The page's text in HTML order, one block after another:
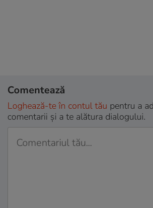
Comentează
Loghează-te în contul tău pentru a
comentarii și a te alătura dialogului.